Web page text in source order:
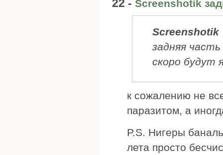
22 - Screenshotik
Screenshotik
задняя
скоро будут
к сожалению не
паразитом, а
P.S. Нигеры
лета просто